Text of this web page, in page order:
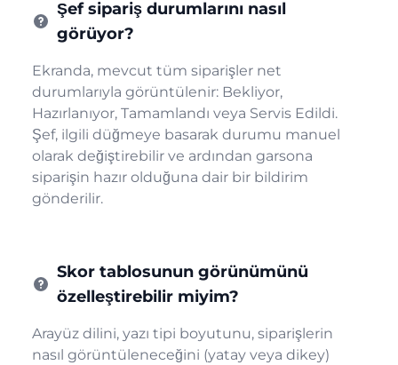
Şef sipariş durumlarını nasıl
görüyor?
Ekranda, mevcut tüm siparişler net
durumlarıyla görüntülenir: Bekliyor,
Hazırlanıyor, Tamamlandı veya Servis Edildi.
Şef, ilgili düğmeye basarak durumu manuel
olarak değiştirebilir ve ardından garsona
siparişin hazır olduğuna dair bir bildirim
gönderilir.
Skor tablosunun görünümünü
özelleştirebilir miyim?
Arayüz dilini, yazı tipi boyutunu, siparişlerin
nasıl görüntüleneceğini (yatay veya dikey)